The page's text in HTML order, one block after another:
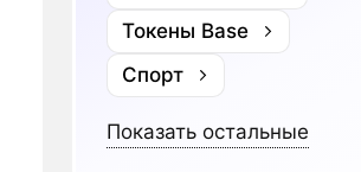
Токены Base
Спорт
Показать остальные